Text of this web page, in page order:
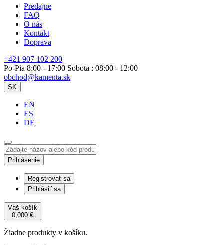
Predajne
FAQ
O nás
Kontakt
Doprava
+421 907 102 200
Po-Pia 8:00 - 17:00 Sobota : 08:00 - 12:00
obchod@kamenta.sk
SK
EN
ES
DE
Prihlásenie
Registrovať sa
Prihlásiť sa
Váš košík
0,000 €
Žiadne produkty v košíku.